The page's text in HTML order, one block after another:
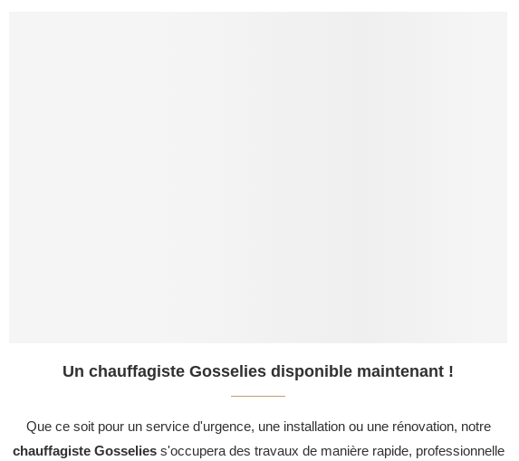
Un chauffagiste Gosselies disponible maintenant !
Que ce soit pour un service d'urgence, une installation ou une rénovation, notre
chauffagiste Gosseliess'occupera des travaux de manière rapide, professionnelle